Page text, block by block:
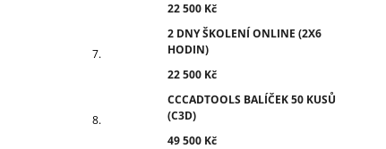
22 500 Kč
2 DNY ŠKOLENÍ ONLINE (2X6
HODIN)
22 500 Kč
CCCADTOOLS BALÍČEK 50 KUSŮ
(C3D)
49 500 Kč